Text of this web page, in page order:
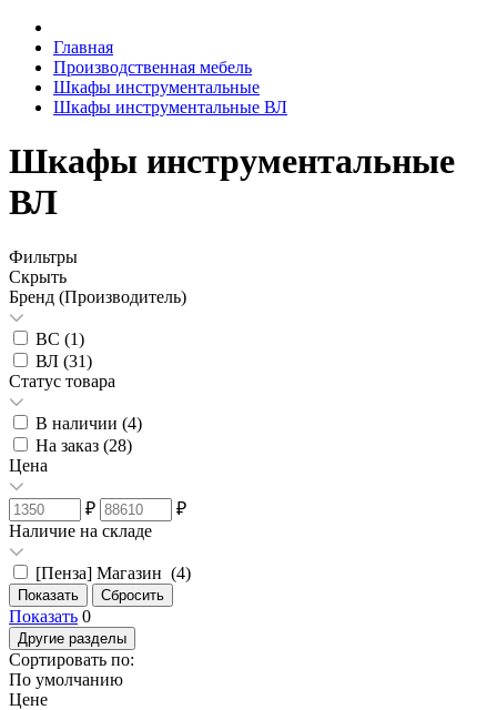
Главная
Производственная мебель
Шкафы инструментальные
Шкафы инструментальные ВЛ
Шкафы инструментальные
ВЛ
Фильтры
Скрыть
Бренд (Производитель)
ВС (1)
ВЛ (31)
Статус товара
В наличии (4)
На заказ (28)
Цена
₽
₽
Наличие на складе
[Пенза] Магазин (4)
Показать 0
Другие разделы
Сортировать по:
По умолчанию
Цене